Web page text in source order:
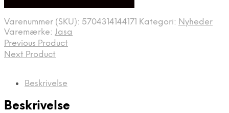
Varenummer (SKU): 5704314144171 Kategori: Nyheder
Varemærke: Jasa
Previous Product
Next Product
Beskrivelse
Beskrivelse